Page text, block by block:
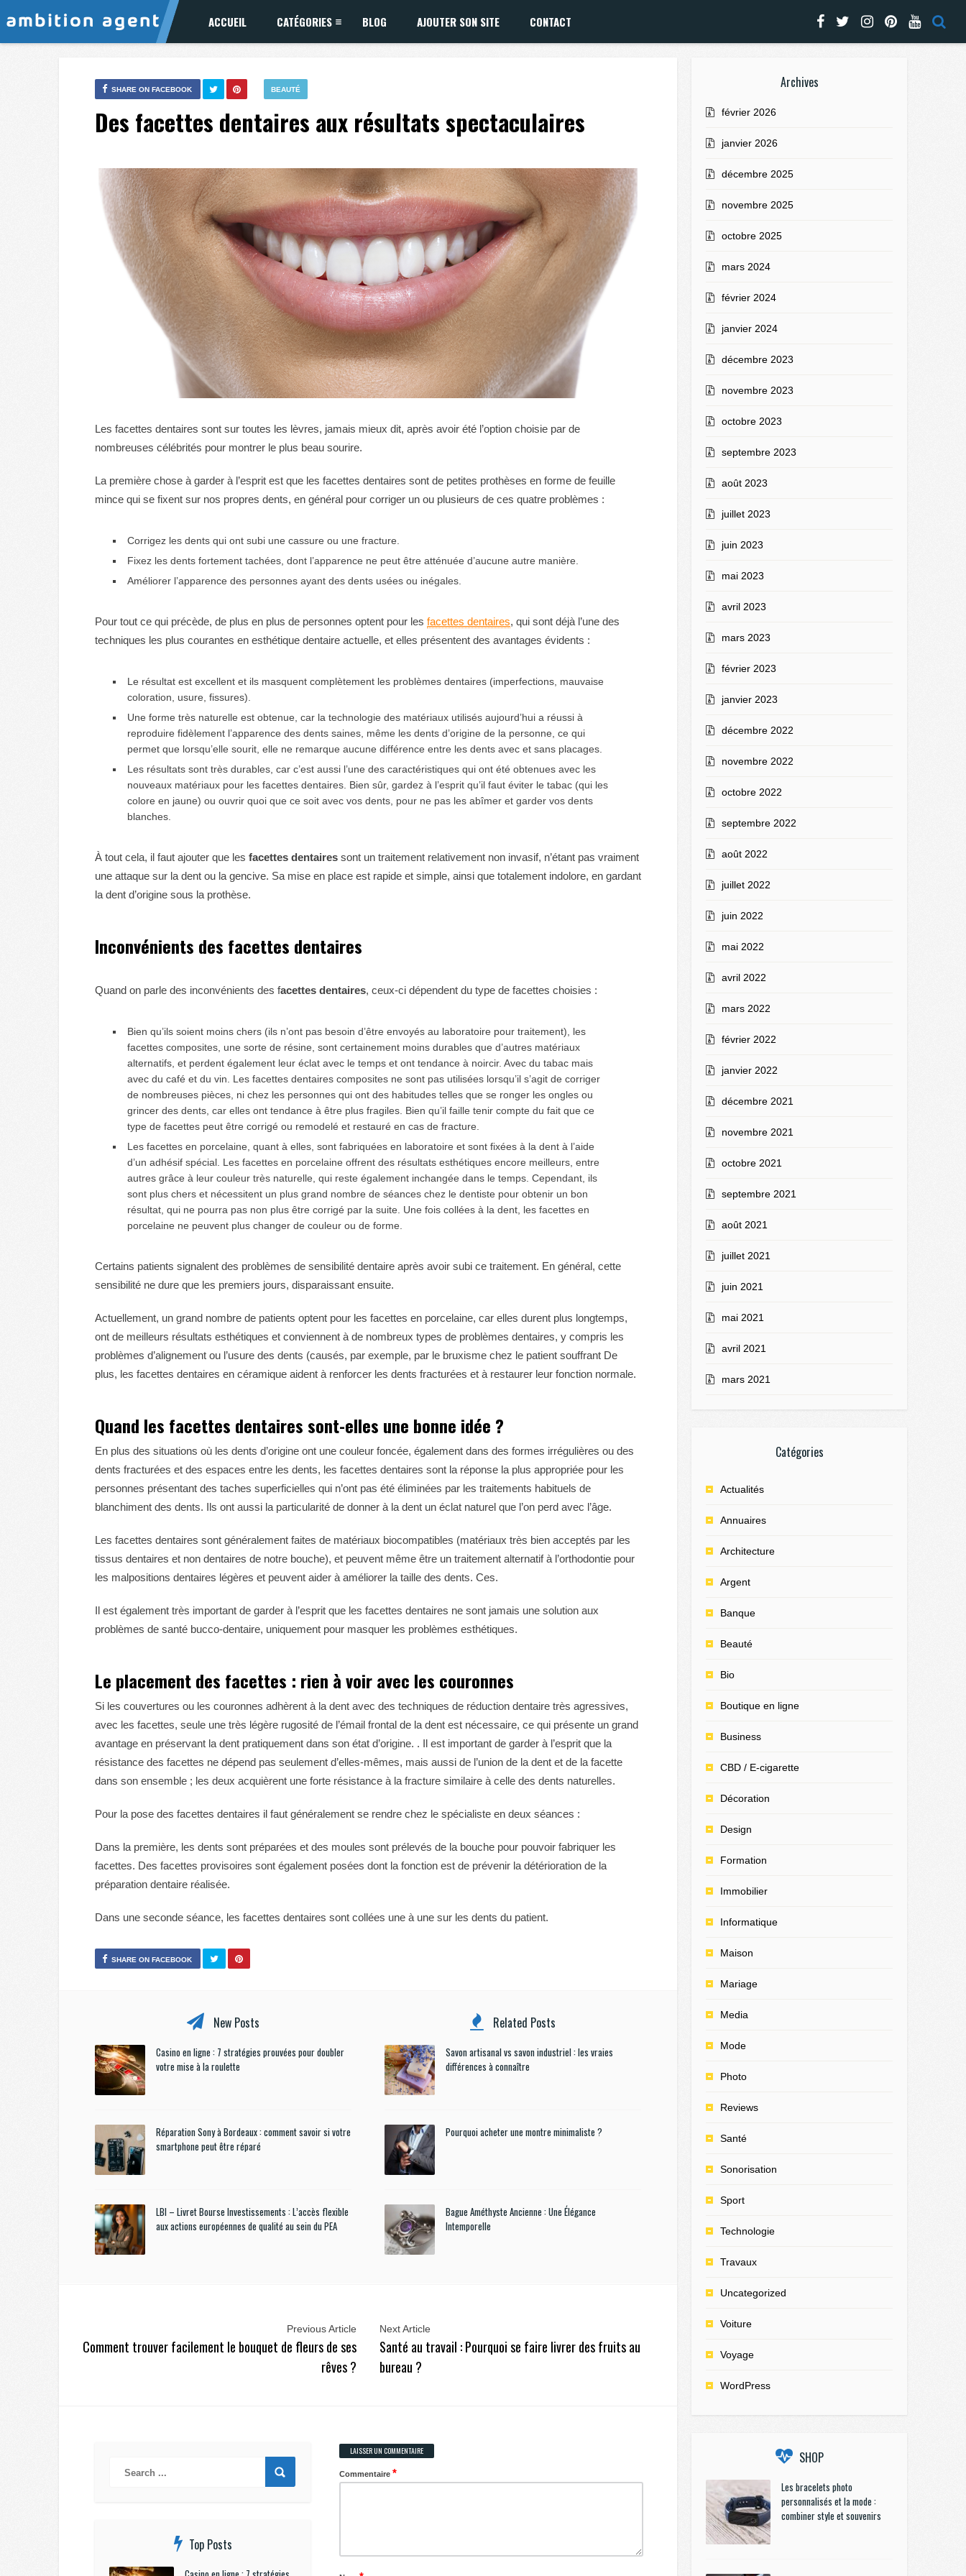
ACCUEIL CATÉGORIES BLOG AJOUTER SON SITE CONTACT
BEAUTÉ
SHARE ON FACEBOOK
Des facettes dentaires aux résultats spectaculaires
Les facettes dentaires sont sur toutes les lèvres, jamais mieux dit, après avoir été l’option choisie par de
nombreuses célébrités pour montrer le plus beau sourire.
La première chose à garder à l’esprit est que les facettes dentaires sont de petites prothèses en forme de feuille
mince qui se fixent sur nos propres dents, en général pour corriger un ou plusieurs de ces quatre problèmes :
Corrigez les dents qui ont subi une cassure ou une fracture.
Fixez les dents fortement tachées, dont l’apparence ne peut être atténuée d’aucune autre manière.
Améliorer l’apparence des personnes ayant des dents usées ou inégales.
Pour tout ce qui précède, de plus en plus de personnes optent pour les facettes dentaires, qui sont déjà l’une des
techniques les plus courantes en esthétique dentaire actuelle, et elles présentent des avantages évidents :
Le résultat est excellent et ils masquent complètement les problèmes dentaires (imperfections, mauvaise
coloration, usure, fissures).
Une forme très naturelle est obtenue, car la technologie des matériaux utilisés aujourd’hui a réussi à
reproduire fidèlement l’apparence des dents saines, même les dents d’origine de la personne, ce qui
permet que lorsqu’elle sourit, elle ne remarque aucune différence entre les dents avec et sans placages.
Les résultats sont très durables, car c’est aussi l’une des caractéristiques qui ont été obtenues avec les
nouveaux matériaux pour les facettes dentaires. Bien sûr, gardez à l’esprit qu’il faut éviter le tabac (qui les
colore en jaune) ou ouvrir quoi que ce soit avec vos dents, pour ne pas les abîmer et garder vos dents
blanches.
À tout cela, il faut ajouter que les facettes dentaires sont un traitement relativement non invasif, n’étant pas vraiment
une attaque sur la dent ou la gencive. Sa mise en place est rapide et simple, ainsi que totalement indolore, en gardant
la dent d’origine sous la prothèse.
Inconvénients des facettes dentaires
Quand on parle des inconvénients des facettes dentaires, ceux-ci dépendent du type de facettes choisies :
Bien qu’ils soient moins chers (ils n’ont pas besoin d’être envoyés au laboratoire pour traitement), les
facettes composites, une sorte de résine, sont certainement moins durables que d’autres matériaux
alternatifs, et perdent également leur éclat avec le temps et ont tendance à noircir. Avec du tabac mais
avec du café et du vin. Les facettes dentaires composites ne sont pas utilisées lorsqu’il s’agit de corriger
de nombreuses pièces, ni chez les personnes qui ont des habitudes telles que se ronger les ongles ou
grincer des dents, car elles ont tendance à être plus fragiles. Bien qu’il faille tenir compte du fait que ce
type de facettes peut être corrigé ou remodelé et restauré en cas de fracture.
Les facettes en porcelaine, quant à elles, sont fabriquées en laboratoire et sont fixées à la dent à l’aide
d’un adhésif spécial. Les facettes en porcelaine offrent des résultats esthétiques encore meilleurs, entre
autres grâce à leur couleur très naturelle, qui reste également inchangée dans le temps. Cependant, ils
sont plus chers et nécessitent un plus grand nombre de séances chez le dentiste pour obtenir un bon
résultat, qui ne pourra pas non plus être corrigé par la suite. Une fois collées à la dent, les facettes en
porcelaine ne peuvent plus changer de couleur ou de forme.
Certains patients signalent des problèmes de sensibilité dentaire après avoir subi ce traitement. En général, cette
sensibilité ne dure que les premiers jours, disparaissant ensuite.
Actuellement, un grand nombre de patients optent pour les facettes en porcelaine, car elles durent plus longtemps,
ont de meilleurs résultats esthétiques et conviennent à de nombreux types de problèmes dentaires, y compris les
problèmes d’alignement ou l’usure des dents (causés, par exemple, par le bruxisme chez le patient souffrant De
plus, les facettes dentaires en céramique aident à renforcer les dents fracturées et à restaurer leur fonction normale.
Quand les facettes dentaires sont-elles une bonne idée ?
En plus des situations où les dents d’origine ont une couleur foncée, également dans des formes irrégulières ou des
dents fracturées et des espaces entre les dents, les facettes dentaires sont la réponse la plus appropriée pour les
personnes présentant des taches superficielles qui n’ont pas été éliminées par les traitements habituels de
blanchiment des dents. Ils ont aussi la particularité de donner à la dent un éclat naturel que l’on perd avec l’âge.
Les facettes dentaires sont généralement faites de matériaux biocompatibles (matériaux très bien acceptés par les
tissus dentaires et non dentaires de notre bouche), et peuvent même être un traitement alternatif à l’orthodontie pour
les malpositions dentaires légères et peuvent aider à améliorer la taille des dents. Ces.
Il est également très important de garder à l’esprit que les facettes dentaires ne sont jamais une solution aux
problèmes de santé bucco-dentaire, uniquement pour masquer les problèmes esthétiques.
Le placement des facettes : rien à voir avec les couronnes
Si les couvertures ou les couronnes adhèrent à la dent avec des techniques de réduction dentaire très agressives,
avec les facettes, seule une très légère rugosité de l’émail frontal de la dent est nécessaire, ce qui présente un grand
avantage en préservant la dent pratiquement dans son état d’origine. . Il est important de garder à l’esprit que la
résistance des facettes ne dépend pas seulement d’elles-mêmes, mais aussi de l’union de la dent et de la facette
dans son ensemble ; les deux acquièrent une forte résistance à la fracture similaire à celle des dents naturelles.
Pour la pose des facettes dentaires il faut généralement se rendre chez le spécialiste en deux séances :
Dans la première, les dents sont préparées et des moules sont prélevés de la bouche pour pouvoir fabriquer les
facettes. Des facettes provisoires sont également posées dont la fonction est de prévenir la détérioration de la
préparation dentaire réalisée.
Dans une seconde séance, les facettes dentaires sont collées une à une sur les dents du patient.
SHARE ON FACEBOOK
New Posts
Casino en ligne : 7 stratégies prouvées pour doubler
votre mise à la roulette
Réparation Sony à Bordeaux : comment savoir si votre
smartphone peut être réparé
LBI – Livret Bourse Investissements : L’accès flexible
aux actions européennes de qualité au sein du PEA
Related Posts
Savon artisanal vs savon industriel : les vraies
différences à connaître
Pourquoi acheter une montre minimaliste ?
Bague Améthyste Ancienne : Une Élégance
Intemporelle
Previous Article
Comment trouver facilement le bouquet de fleurs de ses
rêves ?
Next Article
Santé au travail : Pourquoi se faire livrer des fruits au
bureau ?
Top Posts
LAISSER UN COMMENTAIRE
Commentaire *
Archives
février 2026
janvier 2026
décembre 2025
novembre 2025
octobre 2025
mars 2024
février 2024
janvier 2024
décembre 2023
novembre 2023
octobre 2023
septembre 2023
août 2023
juillet 2023
juin 2023
mai 2023
avril 2023
mars 2023
février 2023
janvier 2023
décembre 2022
novembre 2022
octobre 2022
septembre 2022
août 2022
juillet 2022
juin 2022
mai 2022
avril 2022
mars 2022
février 2022
janvier 2022
décembre 2021
novembre 2021
octobre 2021
septembre 2021
août 2021
juillet 2021
juin 2021
mai 2021
avril 2021
mars 2021
Catégories
Actualités
Annuaires
Architecture
Argent
Banque
Beauté
Bio
Boutique en ligne
Business
CBD / E-cigarette
Décoration
Design
Formation
Immobilier
Informatique
Maison
Mariage
Media
Mode
Photo
Reviews
Santé
Sonorisation
Sport
Technologie
Travaux
Uncategorized
Voiture
Voyage
WordPress
SHOP
Les bracelets photo
personnalisés et la mode :
combiner style et souvenirs